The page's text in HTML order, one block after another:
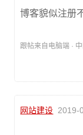
博客貌似注册
跟帖来自电脑端 ·
网站建设 2019-